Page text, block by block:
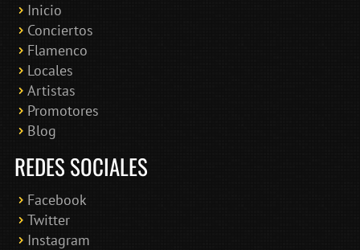
Inicio
Conciertos
Flamenco
Locales
Artistas
Promotores
Blog
REDES SOCIALES
Facebook
Twitter
Instagram